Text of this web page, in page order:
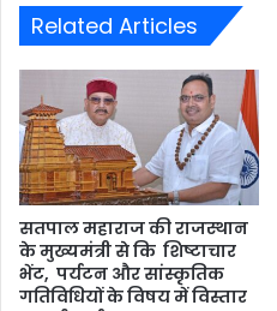
Related Articles
सतपाल महाराज की राजस्थान
के मुख्यमंत्री से कि शिष्टाचार
भेंट, पर्यटन और सांस्कृतिक
गतिविधियों के विषय में विस्तार